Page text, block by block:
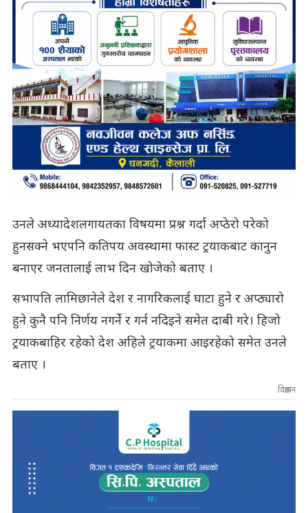
उनले अध्यादेशलगायतका विषयमा प्रश्न गर्दा अप्ठेरो परेको
हुनसक्ने भएपनि कतिपय अवस्थामा फास्ट ट्रयाकबाट कानुन
बनाएर जनतालाई लाभ दिन खोजेको बताए ।
सभापति लामिछानेले देश र नागरिकलाई घाटा हुने र अप्ठ्यारो
हुने कुनै पनि निर्णय नगर्ने र गर्न नदिइने समेत दाबी गरे। हिजो
ट्रयाकबाहिर रहेको देश अहिले ट्रयाकमा आइरहेको समेत उनले
बताए ।
विज्ञापन